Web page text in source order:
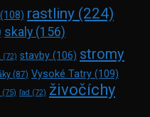
(108) rastliny (224)
skaly (156)
(72) stavby (106) stromy
(87) Vysoké Tatry (109)
(75) ľad (72) živočíchy